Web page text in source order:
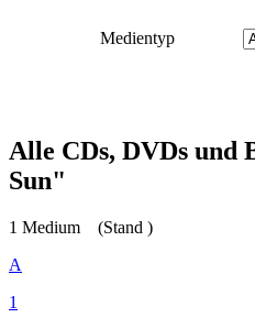
Medientyp
Alle CDs, DVDs und
Sun"
1 Medium
(Stand )
A
1